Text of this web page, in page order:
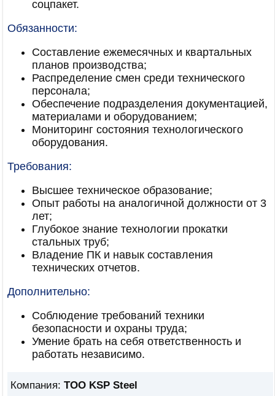
соцпакет.
Обязанности:
Составление ежемесячных и квартальных
планов производства;
Распределение смен среди технического
персонала;
Обеспечение подразделения документацией,
материалами и оборудованием;
Мониторинг состояния технологического
оборудования.
Требования:
Высшее техническое образование;
Опыт работы на аналогичной должности от 3
лет;
Глубокое знание технологии прокатки
стальных труб;
Владение ПК и навык составления
технических отчетов.
Дополнительно:
Соблюдение требований техники
безопасности и охраны труда;
Умение брать на себя ответственность и
работать независимо.
Компания: ТОО KSP Steel